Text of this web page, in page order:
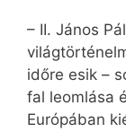
– II. János
időre esik –
fal leomlása
Európában